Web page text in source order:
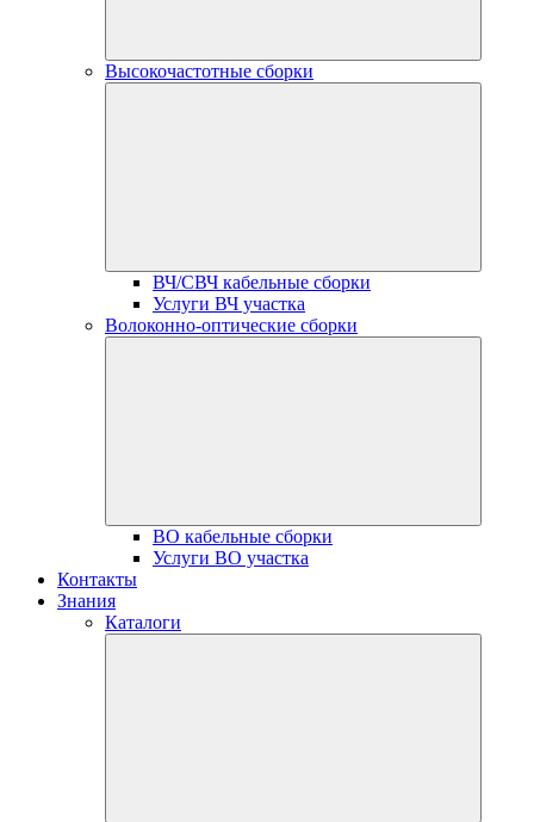
Высокочастотные сборки
ВЧ/СВЧ кабельные сборки
Услуги ВЧ участка
Волоконно-оптические сборки
ВО кабельные сборки
Услуги ВО участка
Контакты
Знания
Каталоги